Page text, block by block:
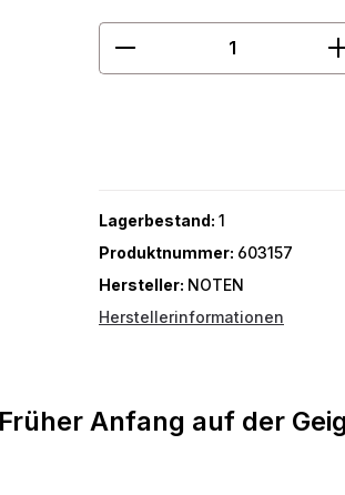
Produkt Anzahl:
Lagerbestand: 1
Produktnummer: 603157
Hersteller: NOTEN
Herstellerinformationen
Anfang auf der